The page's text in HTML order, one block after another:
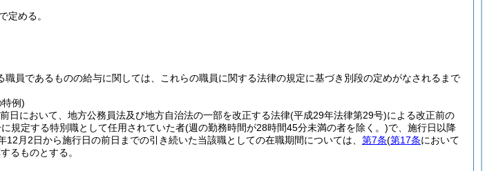
定める。
員であるものの給与に関しては、これらの職員に関する法律の規定に基づき別段の定めがなされるまで
例)
日において、地方公務員法及び地方自治法の一部を改正する法律(平成29年法律第29号)による改正前の
規定する特別職として任用されていた者(週の勤務時間が28時間45分未満の者を除く。)で、施行日以降
月2日から施行日の前日までの引き続いた当該職としての在職期間については、 第7条(第17条において
るものとする。